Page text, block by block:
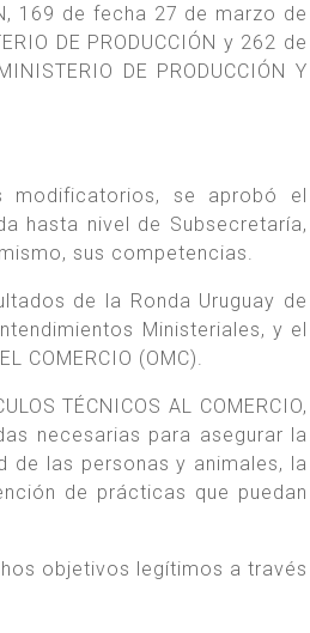
169 de fecha 27 de marzo de
DE PRODUCCIÓN y 262 de
DE PRODUCCIÓN Y
se aprobó el
hasta nivel de Subsecretaría,
sus competencias.
de la Ronda Uruguay de
Ministeriales, y el
COMERCIO (OMC).
TÉCNICOS AL COMERCIO,
necesarias para asegurar la
de las personas y animales, la
de prácticas que puedan
objetivos legítimos a través